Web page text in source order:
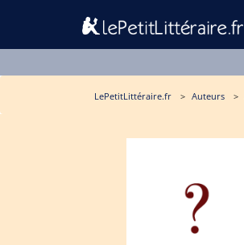
LePetitLittéraire.fr Auteurs